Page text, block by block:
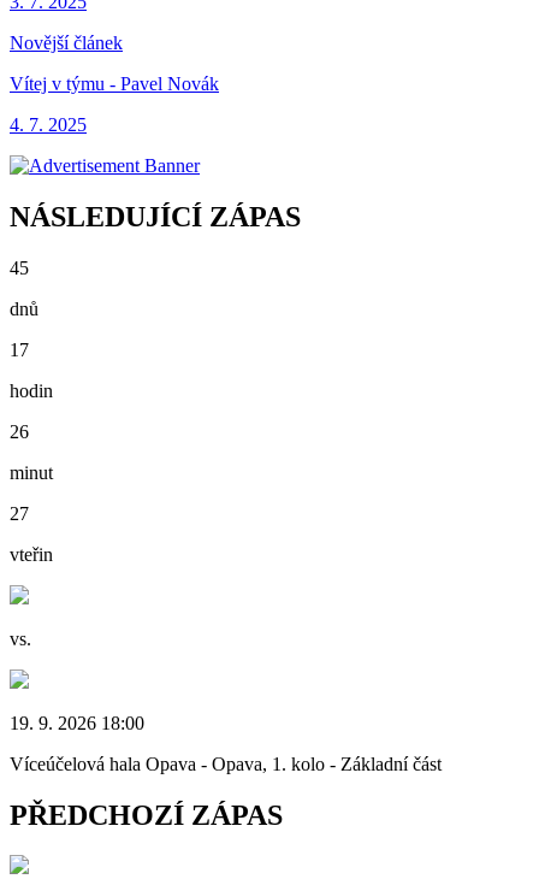
Novější článek
Vítej v týmu - Pavel Novák
4. 7. 2025
NÁSLEDUJÍCÍ ZÁPAS
45
dnů
17
hodin
26
minut
27
vteřin
vs.
19. 9. 2026 18:00
Víceúčelová hala Opava - Opava, 1. kolo - Základní část
PŘEDCHOZÍ ZÁPAS